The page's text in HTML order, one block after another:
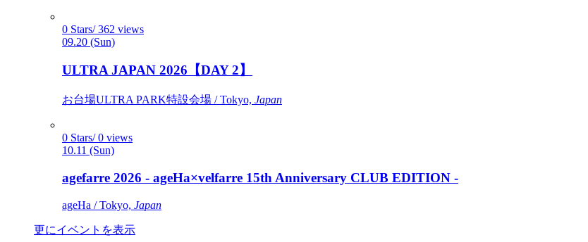
0 Stars/ 362 views
09.20 (Sun)
ULTRA JAPAN 2026【DAY 2】
お台場ULTRA PARK特設会場 / Tokyo, Japan
0 Stars/ 0 views
10.11 (Sun)
agefarre 2026 - ageHa×velfarre 15th Anniversary CLUB EDITION -
ageHa / Tokyo, Japan
更にイベントを表示